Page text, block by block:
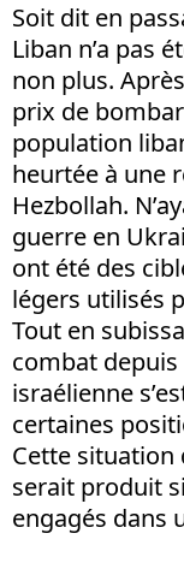
Soit dit en
Liban n’a pas
non plus.
prix de
population
heurtée à une
Hezbollah.
guerre en
ont été des
légers utilisés
Tout en
combat depuis
israélienne
certaines
Cette situation
serait produit
engagés dans